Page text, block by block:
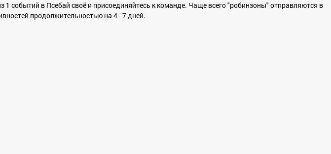
1 событий в Псебай своё и присоединяйтесь к команде. Чаще всего "робинзоны" отправляются в
продолжительностью на 4 - 7 дней.